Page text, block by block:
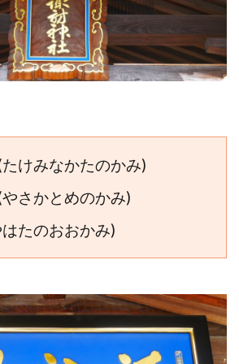
けみなかたのかみ)
さかとめのかみ)
たのおおかみ)